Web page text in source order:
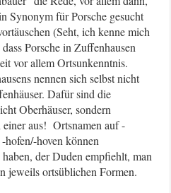
Synonym für Porsche gesucht
(Seht, ich kenne mich
Porsche in Zuffenhausen
vor allem Ortsunkenntnis.
nennen sich selbst nicht
Dafür sind die
Oberhäuser, sondern
einer aus! Ortsnamen auf -
hofen/-hoven können
der Duden empfiehlt, man
jeweils ortsüblichen Formen.